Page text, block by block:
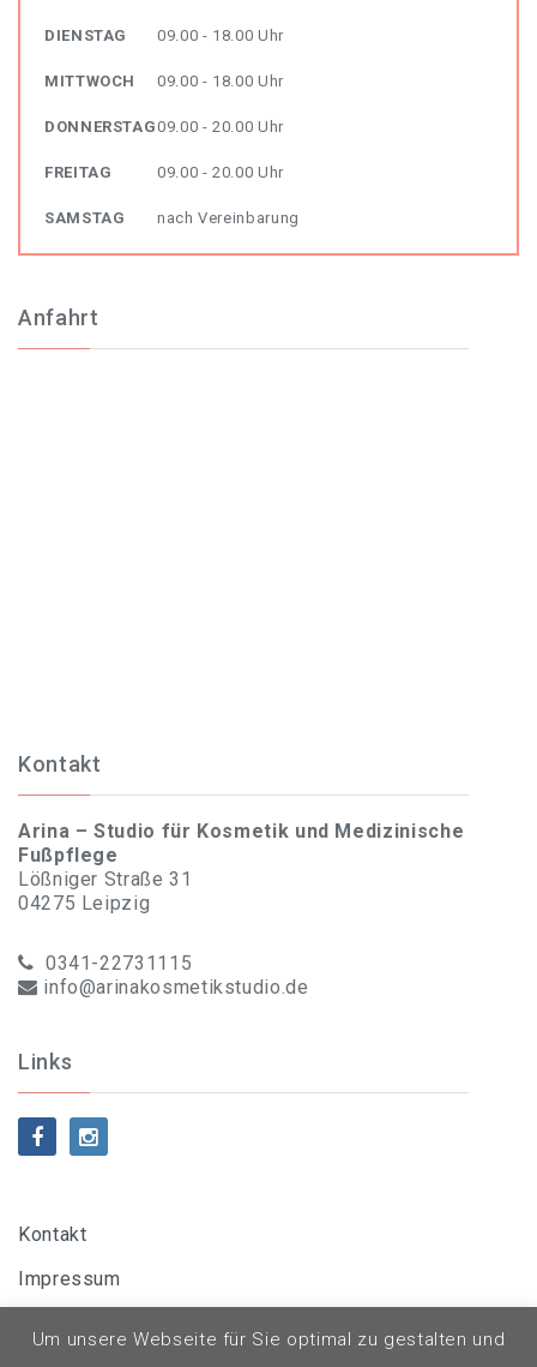
DIENSTAG 09.00 - 18.00 Uhr
MITTWOCH 09.00 - 18.00 Uhr
DONNERSTAG09.00 - 20.00 Uhr
FREITAG 09.00 - 20.00 Uhr
SAMSTAG nach Vereinbarung
Anfahrt
Kontakt
Arina – Studio für Kosmetik und Medizinische
Fußpflege
Lößniger Straße 31
04275 Leipzig
0341-22731115
info@arinakosmetikstudio.de
Links
Kontakt
Impressum
Um unsere Webseite für Sie optimal zu gestalten und